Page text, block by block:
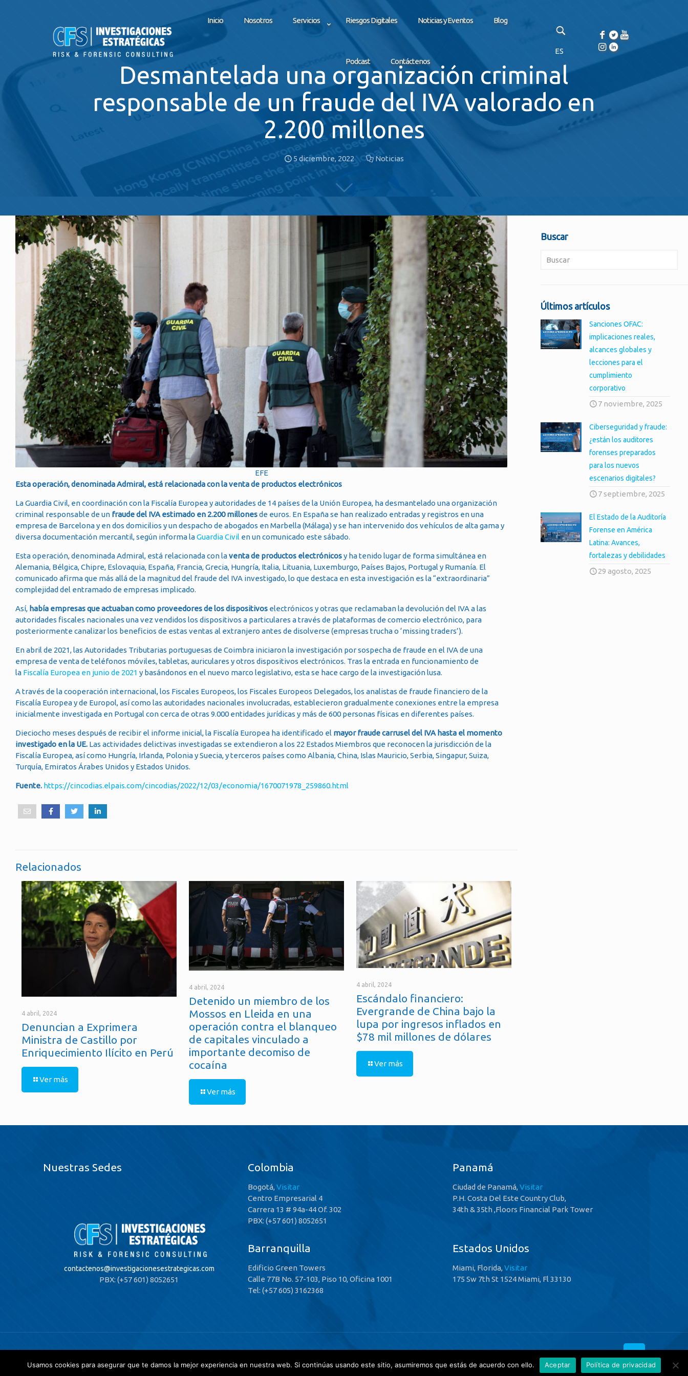
Inicio Nosotros Servicios Riesgos Digitales Noticias y Eventos Blog
Podcast Contáctenos
ES
Desmantelada una organización criminal
responsable de un fraude del IVA valorado en
2.200 millones
5 diciembre, 2022 Noticias
EFE
Esta operación, denominada Admiral, está relacionada con la venta de productos electrónicos
La Guardia Civil, en coordinación con la Fiscalía Europea y autoridades de 14 países de la Unión Europea, ha desmantelado una organización
criminal responsable de un fraude del IVA estimado en 2.200 millonesde euros. En España se han realizado entradas y registros en una
empresa de Barcelona y en dos domicilios y un despacho de abogados en Marbella (Málaga) y se han intervenido dos vehículos de alta gama y
diversa documentación mercantil, según informa laGuardia Civil en un comunicado este sábado.
Esta operación, denominada Admiral, está relacionada con laventa de productos electrónicosy ha tenido lugar de forma simultánea en
Alemania, Bélgica, Chipre, Eslovaquia, España, Francia, Grecia, Hungría, Italia, Lituania, Luxemburgo, Países Bajos, Portugal y Rumanía. El
comunicado afirma que más allá de la magnitud del fraude del IVA investigado, lo que destaca en esta investigación es la “extraordinaria”
complejidad del entramado de empresas implicado.
Así, había empresas que actuaban como proveedores de los dispositivos electrónicos y otras que reclamaban la devolución del IVA a las
autoridades fiscales nacionales una vez vendidos los dispositivos a particulares a través de plataformas de comercio electrónico, para
posteriormente canalizar los beneficios de estas ventas al extranjero antes de disolverse (empresas trucha o ‘missing traders’).
En abril de 2021, las Autoridades Tributarias portuguesas de Coimbra iniciaron la investigación por sospecha de fraude en el IVA de una
empresa de venta de teléfonos móviles, tabletas, auriculares y otros dispositivos electrónicos. Tras la entrada en funcionamiento de
la Fiscalía Europea en junio de 2021 y basándonos en el nuevo marco legislativo, esta se hace cargo de la investigación lusa.
A través de la cooperación internacional, los Fiscales Europeos, los Fiscales Europeos Delegados, los analistas de fraude financiero de la
Fiscalía Europea y de Europol, así como las autoridades nacionales involucradas, establecieron gradualmente conexiones entre la empresa
inicialmente investigada en Portugal con cerca de otras 9.000 entidades jurídicas y más de 600 personas físicas en diferentes países.
Dieciocho meses después de recibir el informe inicial, la Fiscalía Europea ha identificado el mayor fraude carrusel del IVA hasta el momento
investigado en la UE. Las actividades delictivas investigadas se extendieron a los 22 Estados Miembros que reconocen la jurisdicción de la
Fiscalía Europea, así como Hungría, Irlanda, Polonia y Suecia, y terceros países como Albania, China, Islas Mauricio, Serbia, Singapur, Suiza,
Turquía, Emiratos Árabes Unidos y Estados Unidos.
Fuente. https://cincodias.elpais.com/cincodias/2022/12/03/economia/1670071978_259860.html
Relacionados
4 abril, 2024
Denuncian a Exprimera
Ministra de Castillo por
Enriquecimiento Ilícito en Perú
Ver más
4 abril, 2024
Detenido un miembro de los
Mossos en Lleida en una
operación contra el blanqueo
de capitales vinculado a
importante decomiso de
cocaína
Ver más
4 abril, 2024
Escándalo financiero:
Evergrande de China bajo la
lupa por ingresos inflados en
$78 mil millones de dólares
Ver más
Buscar
Últimos artículos
Sanciones OFAC:
implicaciones reales,
alcances globales y
lecciones para el
cumplimiento
corporativo
7 noviembre, 2025
Ciberseguridad y fraude:
¿están los auditores
forenses preparados
para los nuevos
escenarios digitales?
7 septiembre, 2025
El Estado de la Auditoría
Forense en América
Latina: Avances,
fortalezas y debilidades
29 agosto, 2025
Nuestras Sedes
contactenos@investigacionesestrategicas.com
PBX: (+57 601) 8052651
Colombia
Bogotá,Visitar
Centro Empresarial 4
Carrera 13 # 94a-44 Of. 302
PBX: (+57 601) 8052651
Barranquilla
Edificio Green Towers
Calle 77B No. 57-103, Piso 10, Oficina 1001
Tel: (+57 605) 3162368
Panamá
Ciudad de Panamá,Visitar
P.H. Costa Del Este Country Club,
34th & 35th ,Floors Financial Park Tower
Estados Unidos
Miami, Florida,Visitar
175 Sw 7th St 1524 Miami, Fl 33130
Política de privacidadyTratamientos de datos.
Usamos cookies para asegurar que te damos la mejor experiencia en nuestra web. Si continúas usando este sitio, asumiremos que estás de acuerdo con ello. Aceptar Política de privacidad